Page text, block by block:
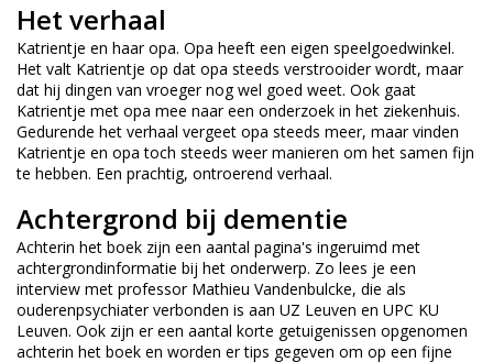
Het verhaal
Katrientje en haar opa. Opa heeft een eigen speelgoedwinkel.
Het valt Katrientje op dat opa steeds verstrooider wordt, maar
dat hij dingen van vroeger nog wel goed weet. Ook gaat
Katrientje met opa mee naar een onderzoek in het ziekenhuis.
Gedurende het verhaal vergeet opa steeds meer, maar vinden
Katrientje en opa toch steeds weer manieren om het samen fijn
te hebben. Een prachtig, ontroerend verhaal.
Achtergrond bij dementie
Achterin het boek zijn een aantal pagina's ingeruimd met
achtergrondinformatie bij het onderwerp. Zo lees je een
interview met professor Mathieu Vandenbulcke, die als
ouderenpsychiater verbonden is aan UZ Leuven en UPC KU
Leuven. Ook zijn er een aantal korte getuigenissen opgenomen
achterin het boek en worden er tips gegeven om op een fijne